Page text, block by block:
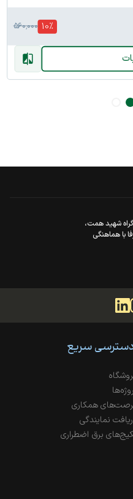
10% ۵۶۰٬۰۰۰
شهید همت،
سوم (صرفا با هماهنگی
سریع
همکاری
نمایندگی
برق اضطراری